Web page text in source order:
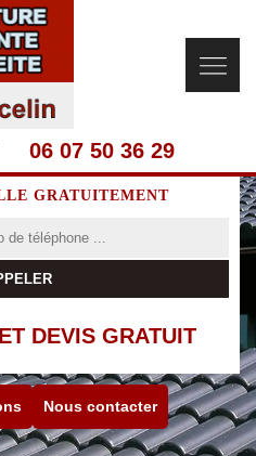
06 07 50 36 29
GRATUITEMENT
DEVIS GRATUIT
Nous contacter